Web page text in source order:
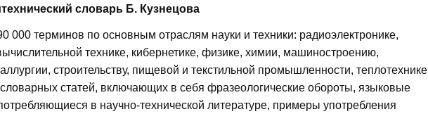
словарь Б. Кузнецова
000 терминов по основным отраслям науки и техники: радиоэлектронике,
технике, кибернетике, физике, химии, машиностроению,
строительству, пищевой и текстильной промышленности, теплотехнике
статей, включающих в себя фразеологические обороты, языковые
в научно-технической литературе, примеры употребления